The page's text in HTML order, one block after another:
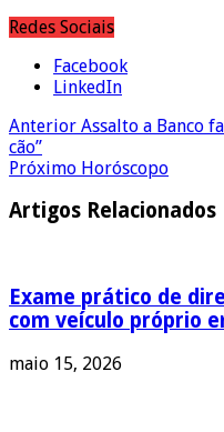
Redes Sociais
Facebook
LinkedIn
Anterior Assalto a Banco
cão”
Próximo Horóscopo
Artigos Relacionados
Exame prático de
com veículo próprio
maio 15, 2026